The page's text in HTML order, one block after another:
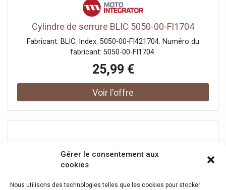
Gérer le consentement aux
cookies
Nous utilisons des technologies telles que les cookies pour stocker
Cylindre de serrure BLIC 5050-00-FI1704
Fabricant: BLIC. Index: 5050-00-FI421704. Numéro du
fabricant: 5050-00-FI1704.
25,99 €